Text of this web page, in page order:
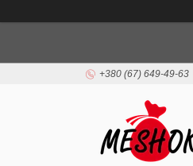
+380 (67) 649-49-63